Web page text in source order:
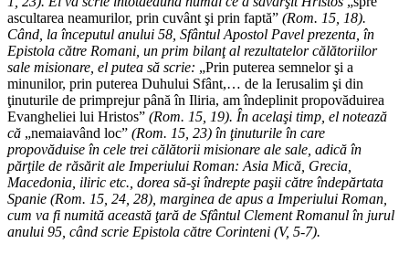
ascultarea neamurilor, prin cuvânt şi prin faptă” (Rom. 15, 18).
Când, la începutul anului 58, Sfântul Apostol Pavel prezenta, în
Epistola către Romani, un prim bilanţ al rezultatelor călătoriilor
sale misionare, el putea să scrie: „Prin puterea semnelor şi a
minunilor, prin puterea Duhului Sfânt,… de la Ierusalim şi din
ţinuturile de primprejur până în Iliria, am îndeplinit propovăduirea
Evangheliei lui Hristos” (Rom. 15, 19). În acelaşi timp, el notează
că „nemaiavând loc” (Rom. 15, 23) în ţinuturile în care
propovăduise în cele trei călătorii misionare ale sale, adică în
părţile de răsărit ale Imperiului Roman: Asia Mică, Grecia,
Macedonia, iliric etc., dorea să-şi îndrepte paşii către îndepărtata
Spanie (Rom. 15, 24, 28), marginea de apus a Imperiului Roman,
cum va fi numită această ţară de Sfântul Clement Romanul în jurul
anului 95, când scrie Epistola către Corinteni (V, 5-7).